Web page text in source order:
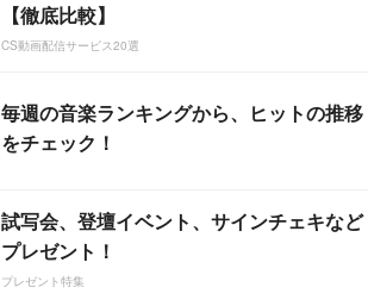
【徹底比較】
CS動画配信サービス20選
毎週の音楽ランキングから、ヒットの推移
をチェック！
試写会、登壇イベント、サインチェキなど
プレゼント！
プレゼント特集